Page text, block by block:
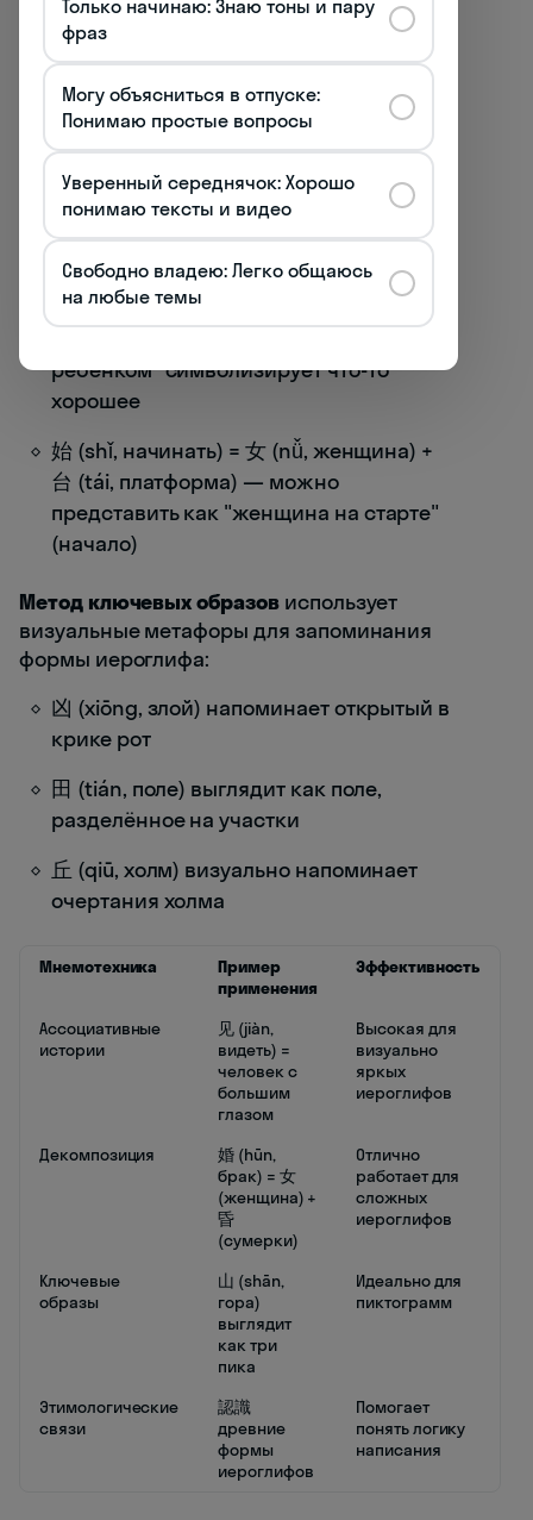
Например, иероглиф 休 (xiū, отдыхать)
можно запомнить как "человек (人)
отдыхает, прислонившись к дереву (木)".
Чем ярче и необычнее история, тем лучше
она запоминается.
Техника декомпозициизаключается в
разбиении сложных иероглифов на
составные части с последующим
созданием связей между ними:
好 (hǎo, хороший) = 女 (nǚ, женщина) +
ребёнком" символизирует что-то
хорошее
始 (shǐ, начинать) = 女 (nǚ, женщина) +
台 (tái, платформа) — можно
представить как "женщина на старте"
(начало)
Метод ключевых образовиспользует
визуальные метафоры для запоминания
формы иероглифа:
凶 (xiōng, злой) напоминает открытый в
крике рот
田 (tián, поле) выглядит как поле,
разделённое на участки
丘 (qiū, холм) визуально напоминает
очертания холма
Мнемотехника
Пример
применения
Эффективность
Ассоциативные
истории
见 (jiàn,
видеть) =
человек с
большим
глазом
Высокая для
визуально
яркых
иероглифов
Декомпозиция
婚 (hūn,
брак) = 女
(женщина) +
昏
(сумерки)
Отлично
работает для
сложных
иероглифов
Ключевые
образы
山 (shān,
гора)
выглядит
как три
пика
Идеально для
пиктограмм
Этимологические
связи
認識
древние
формы
иероглифов
Помогает
понять логику
написания
Только начинаю: Знаю тоны и пару
фраз
Могу объясниться в отпуске:
Понимаю простые вопросы
Уверенный середнячок: Хорошо
понимаю тексты и видео
Свободно владею: Легко общаюсь
на любые темы